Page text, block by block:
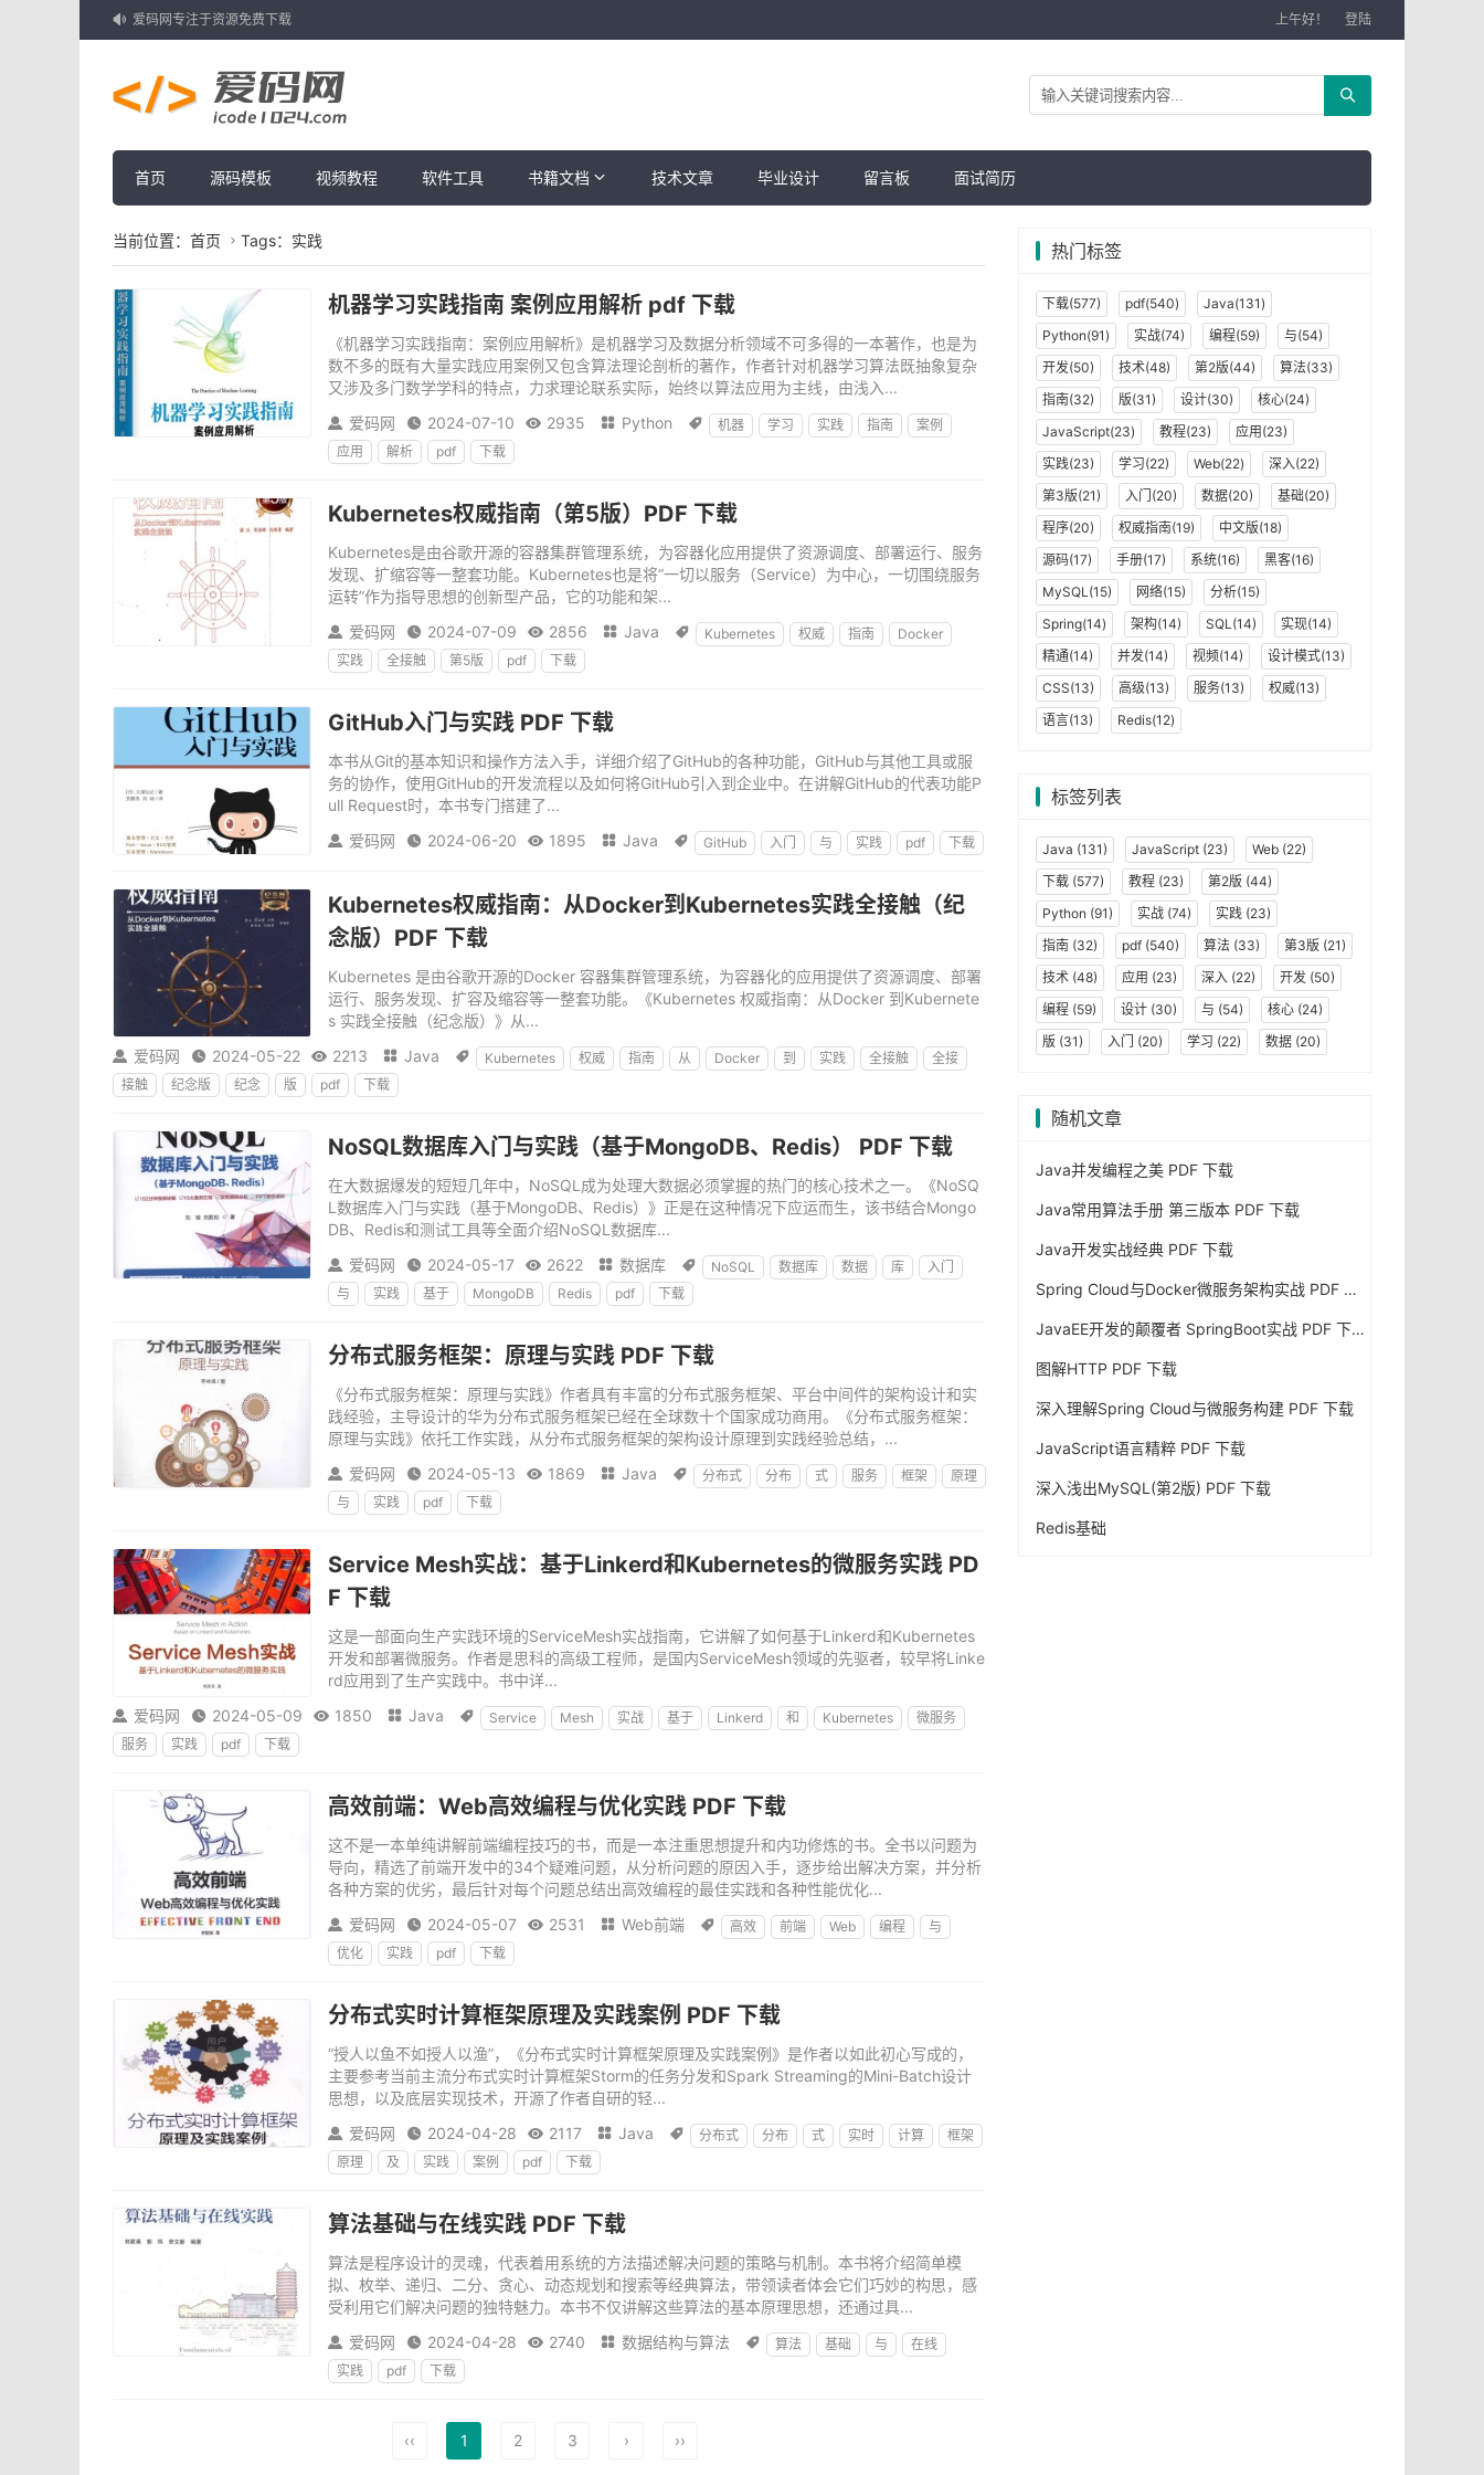
 爱码网专注于资源免费下载 上午好！ 登陆
首页 源码模板 视频教程 软件工具 书籍文档 技术文章 毕业设计 留言板 面试简历
当前位置： 首页  Tags：实践
机器学习实践指南 案例应用解析 pdf 下载
《机器学习实践指南：案例应用解析》是机器学习及数据分析领域不可多得的一本著作，也是为
数不多的既有大量实践应用案例又包含算法理论剖析的著作，作者针对机器学习算法既抽象复杂
又涉及多门数学学科的特点，力求理论联系实际，始终以算法应用为主线，由浅入...
 爱码网  2024-07-10  2935  Python  机器 学习 实践 指南
案例
应用
解析 pdf 下载
Kubernetes权威指南（第5版）PDF 下载
Kubernetes是由谷歌开源的容器集群管理系统，为容器化应用提供了资源调度、部署运行、服务
发现、扩缩容等一整套功能。Kubernetes也是将“一切以服务（Service）为中心，一切围绕服务
运转”作为指导思想的创新型产品，它的功能和架...
 爱码网  2024-07-09  2856  Java  Kubernetes 权威 指南
Docker
实践
全接触 第5版 pdf 下载
GitHub入门与实践 PDF 下载
本书从Git的基本知识和操作方法入手，详细介绍了GitHub的各种功能，GitHub与其他工具或服
务的协作，使用GitHub的开发流程以及如何将GitHub引入到企业中。在讲解GitHub的代表功能P
ull Request时，本书专门搭建了...
 爱码网  2024-06-20  1895  Java  GitHub 入门 与 实践 pdf 下载
Kubernetes权威指南：从Docker到Kubernetes实践全接触（纪
念版）PDF 下载
Kubernetes 是由谷歌开源的Docker 容器集群管理系统，为容器化的应用提供了资源调度、部署
运行、服务发现、扩容及缩容等一整套功能。《Kubernetes 权威指南：从Docker 到Kubernete
s 实践全接触（纪念版）》从...
 爱码网  2024-05-22  2213  Java  Kubernetes 权威 指南 从 Docker 到 实践 全接触
全接
接触
纪念版 纪念 版 pdf 下载
NoSQL数据库入门与实践（基于MongoDB、Redis） PDF 下载
在大数据爆发的短短几年中，NoSQL成为处理大数据必须掌握的热门的核心技术之一。《NoSQ
L数据库入门与实践（基于MongoDB、Redis）》正是在这种情况下应运而生，该书结合Mongo
DB、Redis和测试工具等全面介绍NoSQL数据库...
 爱码网  2024-05-17  2622  数据库  NoSQL 数据库 数据 库
入门
与
实践 基于 MongoDB Redis pdf 下载
分布式服务框架：原理与实践 PDF 下载
《分布式服务框架：原理与实践》作者具有丰富的分布式服务框架、平台中间件的架构设计和实
践经验，主导设计的华为分布式服务框架已经在全球数十个国家成功商用。《分布式服务框架：
原理与实践》依托工作实践，从分布式服务框架的架构设计原理到实践经验总结，...
 爱码网  2024-05-13  1869  Java  分布式 分布 式 服务 框架
原理
与
实践 pdf 下载
Service Mesh实战：基于Linkerd和Kubernetes的微服务实践 PD
F 下载
这是一部面向生产实践环境的ServiceMesh实战指南，它讲解了如何基于Linkerd和Kubernetes
开发和部署微服务。作者是思科的高级工程师，是国内ServiceMesh领域的先驱者，较早将Linke
rd应用到了生产实践中。书中详...
 爱码网  2024-05-09  1850  Java  Service Mesh 实战 基于 Linkerd 和 Kubernetes
微服务
服务
实践 pdf 下载
高效前端：Web高效编程与优化实践 PDF 下载
这不是一本单纯讲解前端编程技巧的书，而是一本注重思想提升和内功修炼的书。全书以问题为
导向，精选了前端开发中的34个疑难问题，从分析问题的原因入手，逐步给出解决方案，并分析
各种方案的优劣，最后针对每个问题总结出高效编程的最佳实践和各种性能优化...
 爱码网  2024-05-07  2531  Web前端  高效 前端 Web 编程
与
优化
实践 pdf 下载
分布式实时计算框架原理及实践案例 PDF 下载
“授人以鱼不如授人以渔”，《分布式实时计算框架原理及实践案例》是作者以如此初心写成的，
主要参考当前主流分布式实时计算框架Storm的任务分发和Spark Streaming的Mini-Batch设计
思想，以及底层实现技术，开源了作者自研的轻...
 爱码网  2024-04-28  2117  Java  分布式 分布 式 实时 计算
框架
原理
及 实践 案例 pdf 下载
算法基础与在线实践 PDF 下载
算法是程序设计的灵魂，代表着用系统的方法描述解决问题的策略与机制。本书将介绍简单模
拟、枚举、递归、二分、贪心、动态规划和搜索等经典算法，带领读者体会它们巧妙的构思，感
受利用它们解决问题的独特魅力。本书不仅讲解这些算法的基本原理思想，还通过具...
 爱码网  2024-04-28  2740  数据结构与算法  算法 基础 与
在线
实践
pdf 下载
‹‹ 1 2 3 › ››
热门标签
下载(577) pdf(540)
Java(131)
Python(91)
实战(74) 编程(59)
与(54)
开发(50)
技术(48) 第2版(44)
算法(33)
指南(32)
版(31) 设计(30)
核心(24)
JavaScript(23)
教程(23)
应用(23)
实践(23)
学习(22) Web(22)
深入(22)
第3版(21)
入门(20) 数据(20)
基础(20)
程序(20)
权威指南(19)
中文版(18)
源码(17)
手册(17) 系统(16)
黑客(16)
MySQL(15)
网络(15)
分析(15)
Spring(14)
架构(14) SQL(14)
实现(14)
精通(14)
并发(14) 视频(14)
设计模式(13)
CSS(13)
高级(13) 服务(13)
权威(13)
语言(13)
Redis(12)
标签列表
Java (131) JavaScript (23) Web (22)
下载 (577) 教程 (23) 第2版 (44)
Python (91) 实战 (74) 实践 (23)
指南 (32) pdf (540) 算法 (33) 第3版 (21)
技术 (48) 应用 (23) 深入 (22) 开发 (50)
编程 (59) 设计 (30) 与 (54) 核心 (24)
版 (31) 入门 (20) 学习 (22) 数据 (20)
随机文章
Java并发编程之美 PDF 下载
Java常用算法手册 第三版本 PDF 下载
Java开发实战经典 PDF 下载
Spring Cloud与Docker微服务架构实战 PDF 下载
JavaEE开发的颠覆者 SpringBoot实战 PDF 下载
图解HTTP PDF 下载
深入理解Spring Cloud与微服务构建 PDF 下载
JavaScript语言精粹 PDF 下载
深入浅出MySQL(第2版) PDF 下载
Redis基础